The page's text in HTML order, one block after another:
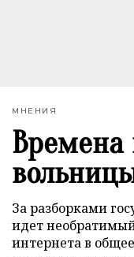
МНЕНИЯ
Времена
За разборками
идет
интернета в